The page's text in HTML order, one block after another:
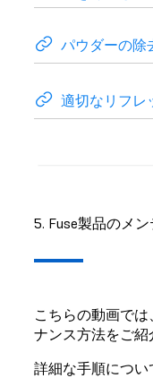
パウダーの除
適切なリフレ
5. Fuse製品のメ
こちらの動画で
ナンス方法をご紹
詳細な手順につ